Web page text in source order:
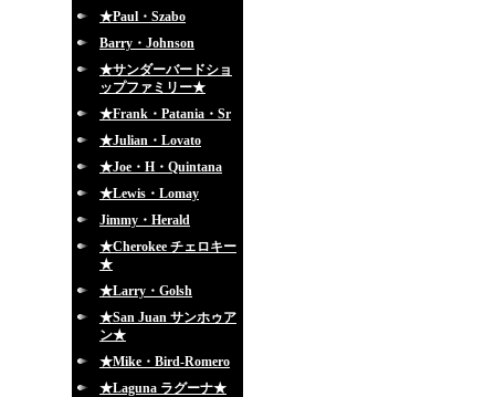
★Paul・Szabo
Barry・Johnson
★サンダーバードショ
ップファミリー★
★Frank・Patania・Sr
★Julian・Lovato
★Joe・H・Quintana
★Lewis・Lomay
Jimmy・Herald
★Cherokee チェロキー
★
★Larry・Golsh
★San Juan サンホゥア
ン★
★Mike・Bird-Romero
★Laguna ラグーナ★